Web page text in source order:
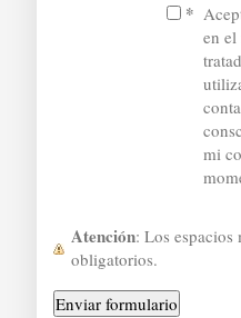
*
en
mi
Atención : Los
obligatorios.